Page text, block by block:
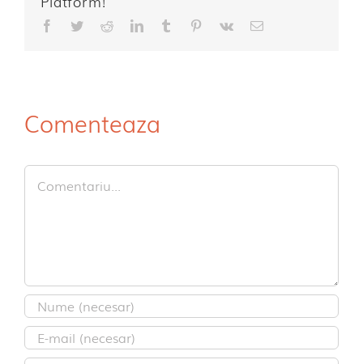
Facebook
TwitterRedditLinkedIn
TumblrPinterest
Vk
E-
Comenteaza
Comment